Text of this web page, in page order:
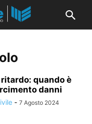
quando è
danni
- 7 Agosto 2024